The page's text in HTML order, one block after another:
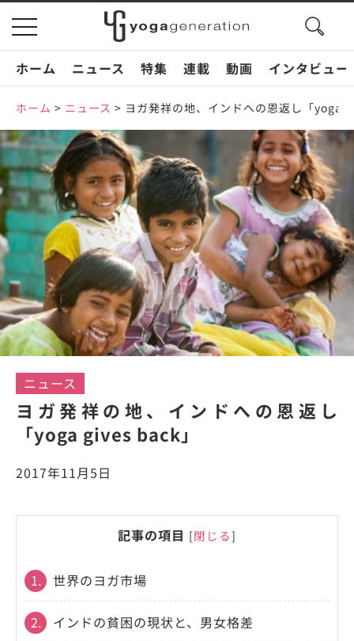
toggle
navigation
search
ホーム
ニュース 特集 連載 動画 インタビュー
ホーム > ニュース > ヨガ発祥の地、インドへの恩返し「yoga
ニュース
ヨガ発祥の地、インドへの恩返し
「yoga gives back」
2017年11月5日
記事の項目 [閉じる]
1. 世界のヨガ市場
2. インドの貧困の現状と、男女格差